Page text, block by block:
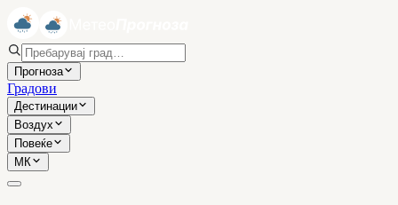
Прогноза
Градови
Дестинации
Воздух
Повеќе
МК